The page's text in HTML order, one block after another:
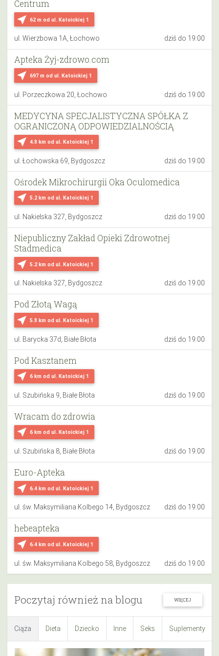
near_me 62 m od ul. Katoickiej 1
Centrum
ul. Wierzbowa 1A, Łochowo dziś do 19:00
near_me 697 m od ul. Katoickiej 1
Apteka Żyj-zdrowo.com
ul. Porzeczkowa 20, Łochowo dziś do 19:00
near_me 4.8 km od ul. Katoickiej 1
MEDYCYNA SPECJALISTYCZNA SPÓŁKA Z
OGRANICZONĄ ODPOWIEDZIALNOŚCIĄ
ul. Łochowska 69, Bydgoszcz dziś do 19:00
near_me 5.2 km od ul. Katoickiej 1
Ośrodek Mikrochirurgii Oka Oculomedica
ul. Nakielska 327, Bydgoszcz dziś do 19:00
near_me 5.2 km od ul. Katoickiej 1
Niepubliczny Zakład Opieki Zdrowotnej
Stadmedica
ul. Nakielska 327, Bydgoszcz dziś do 19:00
near_me 5.8 km od ul. Katoickiej 1
Pod Złotą Wagą
ul. Barycka 37d, Białe Błota dziś do 19:00
near_me 6 km od ul. Katoickiej 1
Pod Kasztanem
ul. Szubińska 9, Białe Błota dziś do 19:00
near_me 6 km od ul. Katoickiej 1
Wracam do zdrowia
ul. Szubińska 8, Białe Błota dziś do 19:00
near_me 6.4 km od ul. Katoickiej 1
Euro-Apteka
ul. św. Maksymiliana Kolbego 14, Bydgoszcz dziś do 19:00
near_me 6.4 km od ul. Katoickiej 1
hebeapteka
ul. św. Maksymiliana Kolbego 58, Bydgoszcz dziś do 19:00
Poczytaj również na blogu WIĘCEJ
Ciąża Dieta Dziecko Inne Seks Suplementy